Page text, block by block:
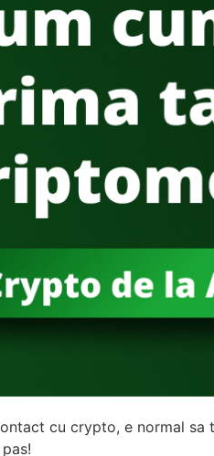
cu crypto, e normal